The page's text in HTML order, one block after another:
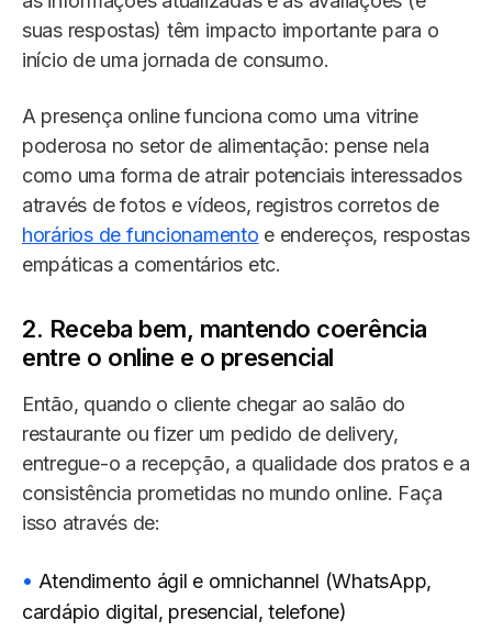
suas respostas) têm impacto importante para o
início de uma jornada de consumo.
A presença online funciona como uma vitrine
poderosa no setor de alimentação: pense nela
como uma forma de atrair potenciais interessados
através de fotos e vídeos, registros corretos de
horários de funcionamento e endereços, respostas
empáticas a comentários etc.
2. Receba bem, mantendo coerência
entre o online e o presencial
Então, quando o cliente chegar ao salão do
restaurante ou fizer um pedido de delivery,
entregue-o a recepção, a qualidade dos pratos e a
consistência prometidas no mundo online. Faça
isso através de:
Atendimento ágil e omnichannel (WhatsApp,
cardápio digital, presencial, telefone)